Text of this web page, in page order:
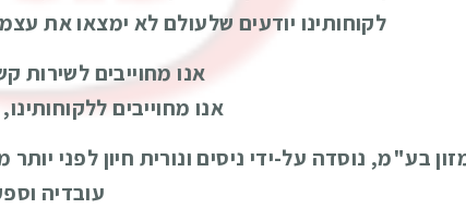
לקוחותינו יודעים שלעולם לא ימצאו את
אנו מחוייבים לשירות
אנו מחוייבים
עובדיה